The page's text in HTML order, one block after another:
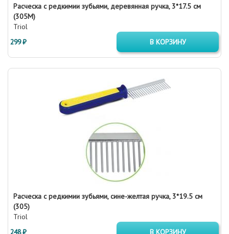
Расческа с редкимии зубьями, деревянная ручка, 3*17.5 см
(305М)
Triol
299 ₽
В КОРЗИНУ
Расческа с редкимии зубьями, сине-желтая ручка, 3*19.5 см
(305)
Triol
248 ₽
В КОРЗИНУ